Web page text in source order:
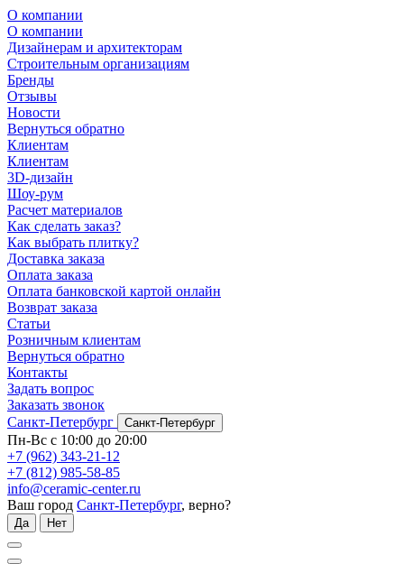
О компании
О компании
Дизайнерам и архитекторам
Строительным организациям
Бренды
Отзывы
Новости
Вернуться обратно
Клиентам
Клиентам
3D-дизайн
Шоу-рум
Расчет материалов
Как сделать заказ?
Как выбрать плитку?
Доставка заказа
Оплата заказа
Оплата банковской картой онлайн
Возврат заказа
Статьи
Розничным клиентам
Вернуться обратно
Контакты
Задать вопрос
Заказать звонок
Санкт-Петербург
Санкт-Петербург
Пн-Вс с 10:00 до 20:00
+7 (962) 343-21-12
+7 (812) 985-58-85
info@ceramic-center.ru
Ваш город Санкт-Петербург, верно?
Да Нет